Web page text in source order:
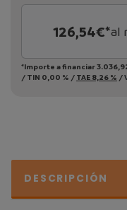
126,54€*al
*Importe a financiar
/ TIN 0,00 % / TAE 8,26 % /
DESCRIPCIÓN